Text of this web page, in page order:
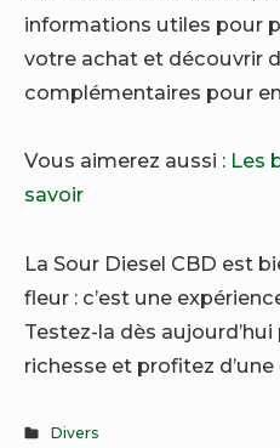
informations utiles pour
votre achat et découvrir
complémentaires pour
Vous aimerez aussi : Les
savoir
La Sour Diesel CBD est
fleur : c’est une
Testez-la dès
richesse et profitez
Divers